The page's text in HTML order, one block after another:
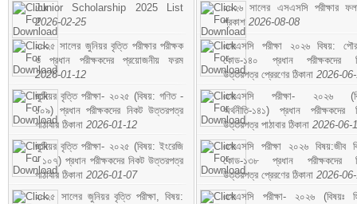
Junior Scholarship 2025 List
2026-02-25
২০২৫ সালের জুনিয়র বৃত্তি পরীক্ষার পরীক্ষক
ও প্রধান পরীক্ষকদের প্রয়োজনীয় ফরম
2026-01-12
জুনিয়র বৃত্তি পরীক্ষা- ২০২৫ (বিষয়: গণিত -
১০৯) প্রধান পরীক্ষকদের নিকট উত্তরপত্র
পাঠাবার ঠিকানা 2026-01-12
জুনিয়র বৃত্তি পরীক্ষা- ২০২৫ (বিষয়: ইংরেজি
- ১০৭) প্রধান পরীক্ষকদের নিকট উত্তরপত্র
পাঠাবার ঠিকানা 2026-01-07
২০২৫ সালের জুনিয়র বৃত্তি পরীক্ষা, বিষয়:
২০২৬ সালের এসএসসি পরীক্ষার
প্রকাশ 2026-08-08
এসএসসি পরীক্ষা ২০২৬ বিষয়:
কোড-১৪০ প্রধান পরীক্ষকদের
উত্তরপত্র প্রেরণের ঠিকানা 2026-
এসএসসি পরীক্ষা- ২০২৬
অর্থনীতি-১৪১) প্রধান পরীক্ষকদের
উত্তরপত্র পাঠাবার ঠিকানা 2026-06-
এসএসসি পরীক্ষা ২০২৬ বিষয়:জীব
কোড-১৩৮ প্রধান পরীক্ষকদের
উত্তরপত্র প্রেরণের ঠিকানা 2026-
এসএসসি পরীক্ষা- ২০২৬ (বিষয়ঃ